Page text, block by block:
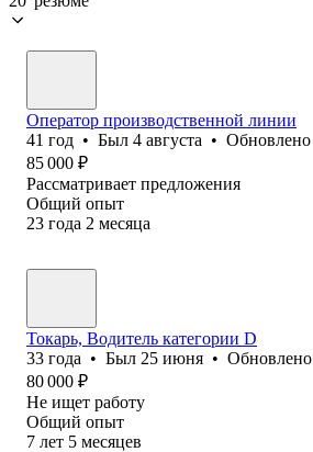
Оператор производственной линии
41 год • Был 4 августа • Обновлено
85 000 ₽
Рассматривает предложения
Общий опыт
23 года 2 месяца
Токарь, Водитель категории D
33 года • Был 25 июня • Обновлено
80 000 ₽
Не ищет работу
Общий опыт
7 лет 5 месяцев